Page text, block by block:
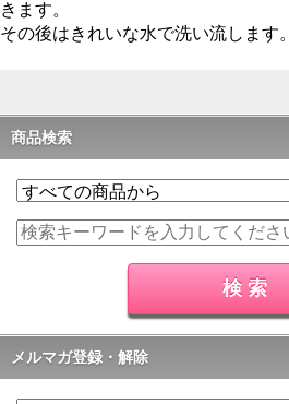
きます。
その後はきれいな水で洗い流します。
商品検索
メルマガ登録・解除